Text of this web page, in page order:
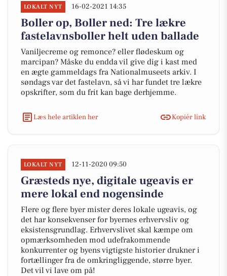
LOKALT NYT 16-02-2021 14:35
Boller op, Boller ned: Tre lækre
fastelavnsboller helt uden ballade
Vaniljecreme og remonce? eller flødeskum og
marcipan? Måske du endda vil give dig i kast med
en ægte gammeldags fra Nationalmuseets arkiv. I
søndags var det fastelavn, så vi har fundet tre lækre
opskrifter, som du frit kan bage derhjemme.
Læs hele artiklen her Kopiér link
LOKALT NYT 12-11-2020 09:50
Græsteds nye, digitale ugeavis er
mere lokal end nogensinde
Flere og flere byer mister deres lokale ugeavis, og
det har konsekvenser for byernes erhvervsliv og
eksistensgrundlag. Erhvervslivet skal kæmpe om
opmærksomheden mod udefrakommende
konkurrenter og byens vigtigste historier drukner i
fortællinger fra de omkringliggende, større byer.
Det vil vi lave om på!